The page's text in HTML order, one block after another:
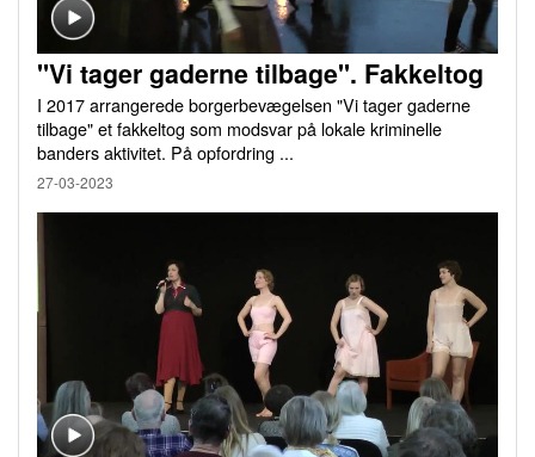
"Vi tager gaderne tilbage". Fakkeltog
I 2017 arrangerede borgerbevægelsen "Vi tager gaderne
tilbage" et fakkeltog som modsvar på lokale kriminelle
banders aktivitet. På opfordring ...
27-03-2023